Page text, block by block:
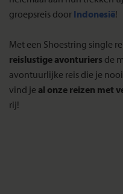
groepsreis door Indonesië!
Met een Shoestring single
reislustige avonturiers de
avontuurlijke reis die je
vind je al onze reizen met
rij!